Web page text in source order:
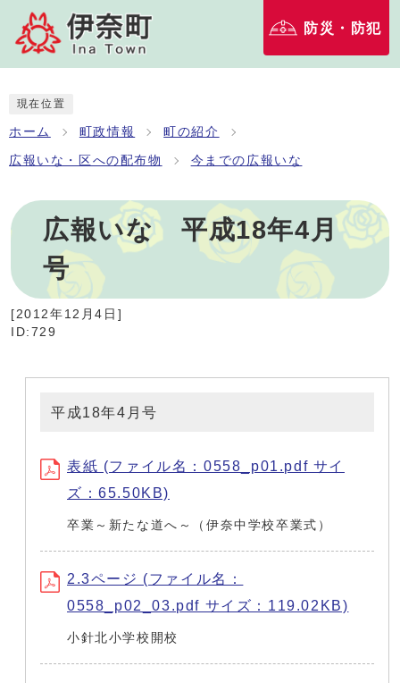
防災・防犯
現在位置
ホーム 町政情報 町の紹介
広報いな・区への配布物 今までの広報いな
広報いな 平成18年4月
号
[2012年12月4日 ]
ID:729
平成18年4月号
表紙 (ファイル名：0558_p01.pdf サイ
ズ：65.50KB)
卒業～新たな道へ～（伊奈中学校卒業式）
2.3ページ (ファイル名：
0558_p02_03.pdf サイズ：119.02KB)
小針北小学校開校